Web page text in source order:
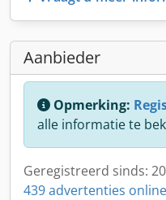
Aanbieder
Opmerking:
alle informatie te
Geregistreerd sinds:
439 advertenties online